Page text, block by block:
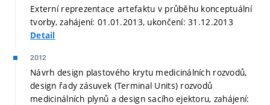
Externí reprezentace artefaktu v průběhu konceptuální
tvorby, zahájení: 01.01.2013, ukončení: 31.12.2013
Detail
2012
Návrh design plastového krytu medicinálních rozvodů,
design řady zásuvek (Terminal Units) rozvodů
medicinálních plynů a design sacího ejektoru, zahájení: